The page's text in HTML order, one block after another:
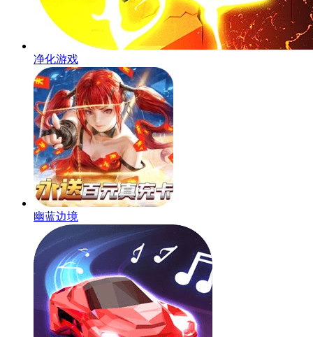
净化游戏
幽蓝边境